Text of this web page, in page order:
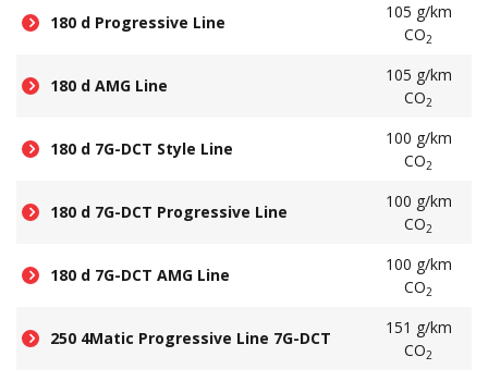
180 d Progressive Line
105 g/km
CO2
180 d AMG Line
105 g/km
CO2
180 d 7G-DCT Style Line
100 g/km
CO2
180 d 7G-DCT Progressive Line
100 g/km
CO2
180 d 7G-DCT AMG Line
100 g/km
CO2
250 4Matic Progressive Line 7G-DCT
151 g/km
CO2